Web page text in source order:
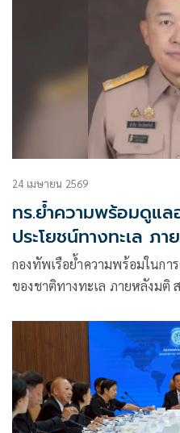
24 เมษายน 2569
ทร.ย้ำความพร้อมดูแล
ประโยชน์ทางทะเล ภ
กองทัพเรือย้ำความพร้อมในก
ของชาติทางทะเล ภายหลังมติ